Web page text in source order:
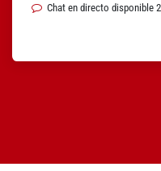
Chat en directo disponible